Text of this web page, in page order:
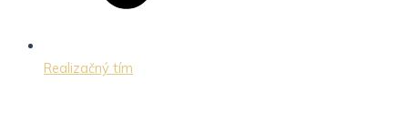
Realizačný tím